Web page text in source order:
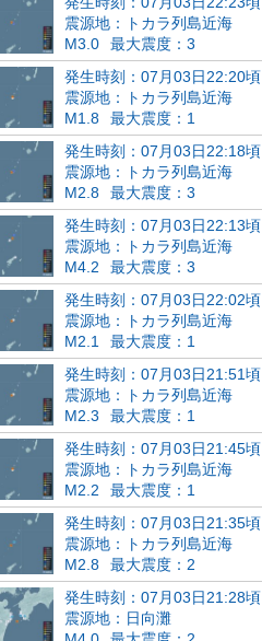
震源地：トカラ列島近海
M3.0
最大震度：3
発生時刻：07月03日22:20頃
震源地：トカラ列島近海
M1.8
最大震度：1
発生時刻：07月03日22:18頃
震源地：トカラ列島近海
M2.8
最大震度：3
発生時刻：07月03日22:13頃
震源地：トカラ列島近海
M4.2
最大震度：3
発生時刻：07月03日22:02頃
震源地：トカラ列島近海
M2.1
最大震度：1
発生時刻：07月03日21:51頃
震源地：トカラ列島近海
M2.3
最大震度：1
発生時刻：07月03日21:45頃
震源地：トカラ列島近海
M2.2
最大震度：1
発生時刻：07月03日21:35頃
震源地：トカラ列島近海
M2.8
最大震度：2
発生時刻：07月03日21:28頃
震源地：日向灘